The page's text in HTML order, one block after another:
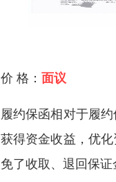
价 格： 面议
履约保函相对于履
获得资金收益，优
免了收取、退回保证